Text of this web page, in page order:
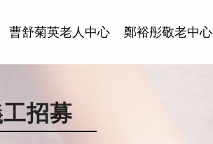
曹舒菊英老人中心 鄭裕彤敬老中心
招募